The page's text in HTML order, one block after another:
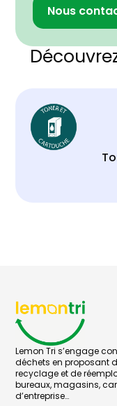
Nous
Lemon Tri s’engage
déchets en proposant
recyclage et de
bureaux, magasins,
d’entreprise…